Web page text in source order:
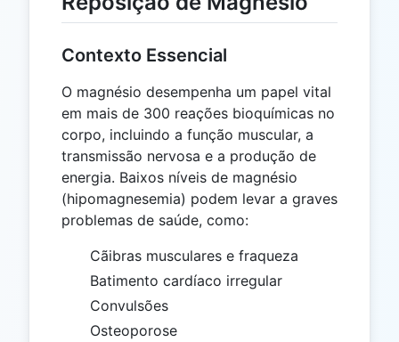
Contexto Essencial
O magnésio desempenha um papel vital
em mais de 300 reações bioquímicas no
corpo, incluindo a função muscular, a
transmissão nervosa e a produção de
energia. Baixos níveis de magnésio
(hipomagnesemia) podem levar a graves
problemas de saúde, como:
Cãibras musculares e fraqueza
Batimento cardíaco irregular
Convulsões
Osteoporose